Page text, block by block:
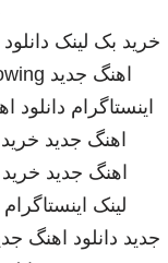
خرید بک لینک
اهنگ جدید
اینستاگرام دانلود
اهنگ جدید
اهنگ جدید
لینک اینستاگرام
جدید دانلود اهنگ